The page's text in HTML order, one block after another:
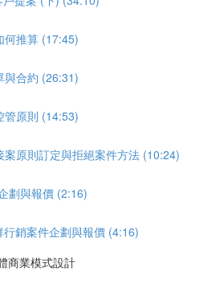
何推算 (17:45)
與合約 (26:31)
管原則 (14:53)
案原則訂定與拒絕案件方法 (10:24)
劃與報價 (2:16)
銷案件企劃與報價 (4:16)
商業模式設計